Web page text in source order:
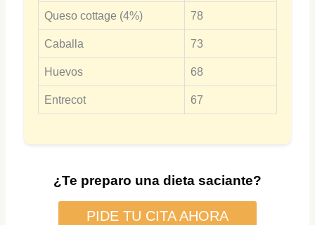
Queso cottage (4%) 78
Caballa 73
Huevos 68
Entrecot 67
¿Te preparo una dieta saciante?
PIDE TU CITA AHORA